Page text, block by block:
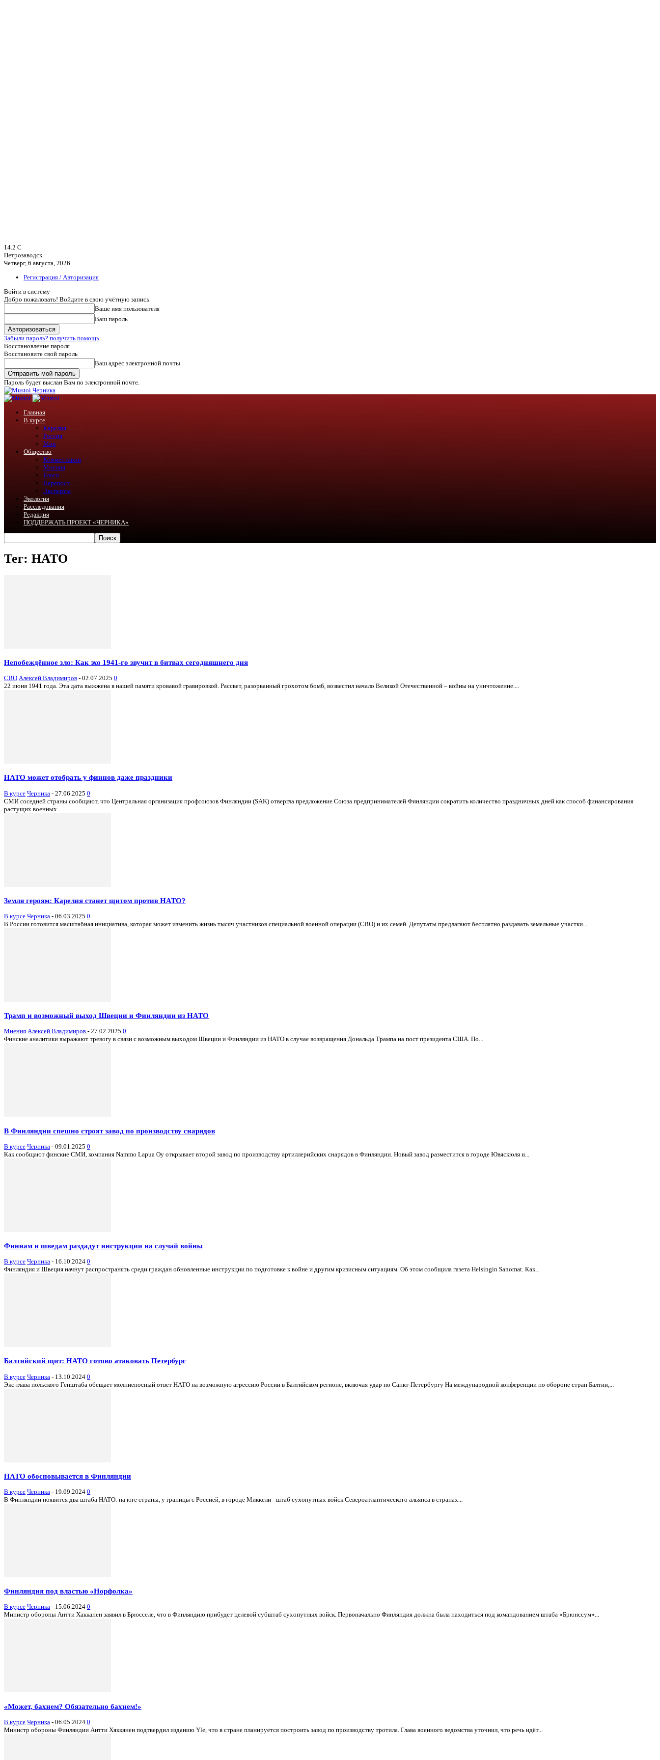
14.2 C
Петрозаводск
Четверг, 6 августа, 2026
Регистрация / Авторизация
Войти в систему
Добро пожаловать! Войдите в свою учётную запись
Ваше имя пользователя
Ваш пароль
Забыли пароль? получить помощь
Восстановление пароля
Восстановите свой пароль
Ваш адрес электронной почты
Пароль будет выслан Вам по электронной почте.
Черника
Главная
В курсе
Карелия
Россия
Мир
Общество
Комментарии
Мнения
Блоги
Перепост
Эксперты
Экология
Расследования
Редакция
ПОДДЕРЖАТЬ ПРОЕКТ «ЧЕРНИКА»
Тег: НАТО
Непобеждённое зло: Как эхо 1941-го звучит в битвах сегодняшнего дня
СВО Алексей Владимиров - 02.07.2025 0
22 июня 1941 года. Эта дата выжжена в нашей памяти кровавой гравировкой. Рассвет, разорванный грохотом бомб, возвестил начало Великой Отечественной – войны на уничтожение....
НАТО может отобрать у финнов даже праздники
В курсе Черника - 27.06.2025 0
СМИ соседней страны сообщают, что Центральная организация профсоюзов Финляндии (SAK) отвергла предложение Союза предпринимателей Финляндии сократить количество праздничных дней как способ финансирования
растущих военных...
Земля героям: Карелия станет щитом против НАТО?
В курсе Черника - 06.03.2025 0
В России готовится масштабная инициатива, которая может изменить жизнь тысяч участников специальной военной операции (СВО) и их семей. Депутаты предлагают бесплатно раздавать земельные участки...
Трамп и возможный выход Швеции и Финляндии из НАТО
Мнения Алексей Владимиров - 27.02.2025 0
Финские аналитики выражают тревогу в связи с возможным выходом Швеции и Финляндии из НАТО в случае возвращения Дональда Трампа на пост президента США. По...
В Финляндии спешно строят завод по производству снарядов
В курсе Черника - 09.01.2025 0
Как сообщают финские СМИ, компания Nammo Lapua Oy открывает второй завод по производству артиллерийских снарядов в Финляндии. Новый завод разместится в городе Ювяскюля и...
Финнам и шведам раздадут инструкции на случай войны
В курсе Черника - 16.10.2024 0
Финляндия и Швеция начнут распространять среди граждан обновленные инструкции по подготовке к войне и другим кризисным ситуациям. Об этом сообщила газета Helsingin Sanomat. Как...
Балтийский щит: НАТО готово атаковать Петербург
В курсе Черника - 13.10.2024 0
Экс-глава польского Генштаба обещает молниеносный ответ НАТО на возможную агрессию России в Балтийском регионе, включая удар по Санкт-Петербургу На международной конференции по обороне стран Балтии,...
НАТО обосновывается в Финляндии
В курсе Черника - 19.09.2024 0
В Финляндии появится два штаба НАТО: на юге страны, у границы с Россией, в городе Миккели - штаб сухопутных войск Северoатлантического альянса в странах...
Финляндия под властью «Норфолка»
В курсе Черника - 15.06.2024 0
Министр обороны Антти Хакканен заявил в Брюсселе, что в Финляндию прибудет целевой субштаб сухопутных войск. Первоначально Финляндия должна была находиться под командованием штаба «Брюнссум»...
«Может, бахнем? Обязательно бахнем!»
В курсе Черника - 06.05.2024 0
Министр обороны Финляндии Антти Хяккянен подтвердил изданию Yle, что в стране планируется построить завод по производству тротила. Глава военного ведомства уточнил, что речь идёт...